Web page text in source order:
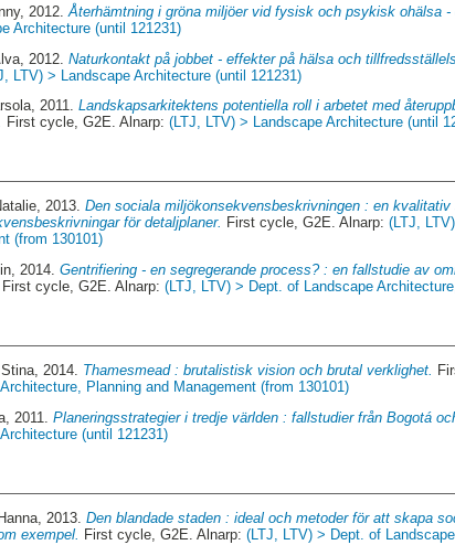
, 2012.Återhämtning i gröna miljöer vid fysisk och psykisk ohälsa -
Architecture (until 121231)
, 2012.Naturkontakt på jobbet ‐ effekter på hälsa och
LTV) > Landscape Architecture (until 121231)
, 2011.Landskapsarkitektens potentiella roll i arbetet med
First cycle, G2E. Alnarp:(LTJ, LTV) > Landscape Architecture (until
, 2013.Den sociala miljökonsekvensbeskrivningen : en
för detaljplaner. First cycle, G2E. Alnarp:(LTJ,
(from 130101)
, 2014.Gentrifiering - en segregerande process? : en fallstudie av
First cycle, G2E. Alnarp:(LTJ, LTV) > Dept. of Landscape
, 2014. Thamesmead : brutalistisk vision och brutal verklighet.
Planning and Management (from 130101)
, 2011.Planeringsstrategier i tredje världen : fallstudier från Bogotá
(until 121231)
, 2013.Den blandade staden : ideal och metoder för att skapa
exempel. First cycle, G2E. Alnarp:(LTJ, LTV) > Dept. of